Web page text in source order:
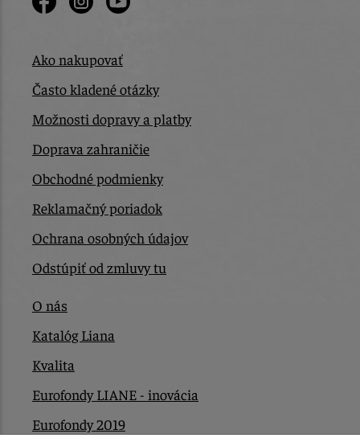
Ako nakupovať
Často kladené otázky
Možnosti dopravy a platby
Doprava zahraničie
Obchodné podmienky
Reklamačný poriadok
Ochrana osobných údajov
Odstúpiť od zmluvy tu
O nás
Katalóg Liana
Kvalita
Eurofondy LIANE - inovácia
Eurofondy 2019